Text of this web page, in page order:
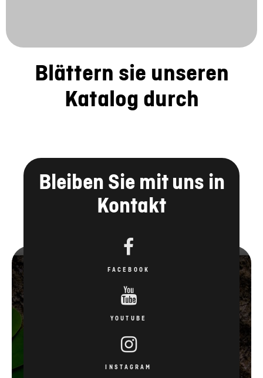
Blättern sie unseren
Katalog durch
Bleiben Sie mit uns in
Kontakt
FACEBOOK
YOUTUBE
INSTAGRAM